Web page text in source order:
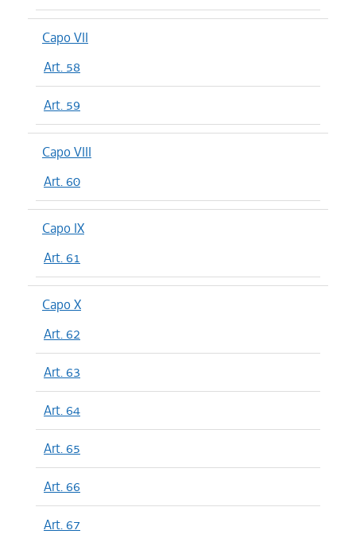
Capo VII
Art. 58
Art. 59
Capo VIII
Art. 60
Capo IX
Art. 61
Capo X
Art. 62
Art. 63
Art. 64
Art. 65
Art. 66
Art. 67